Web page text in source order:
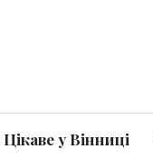
Цікаве у Вінниці